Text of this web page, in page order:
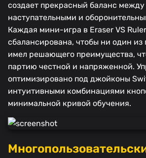
создает прекрасный баланс между
наступательными и
Каждая мини-игра в Eraser VS
сбалансирована, чтобы ни один
имел решающего преимущества,
партию честной и напряженной.
оптимизировано под джойконы
интуитивными комбинациями
минимальной кривой обучения.